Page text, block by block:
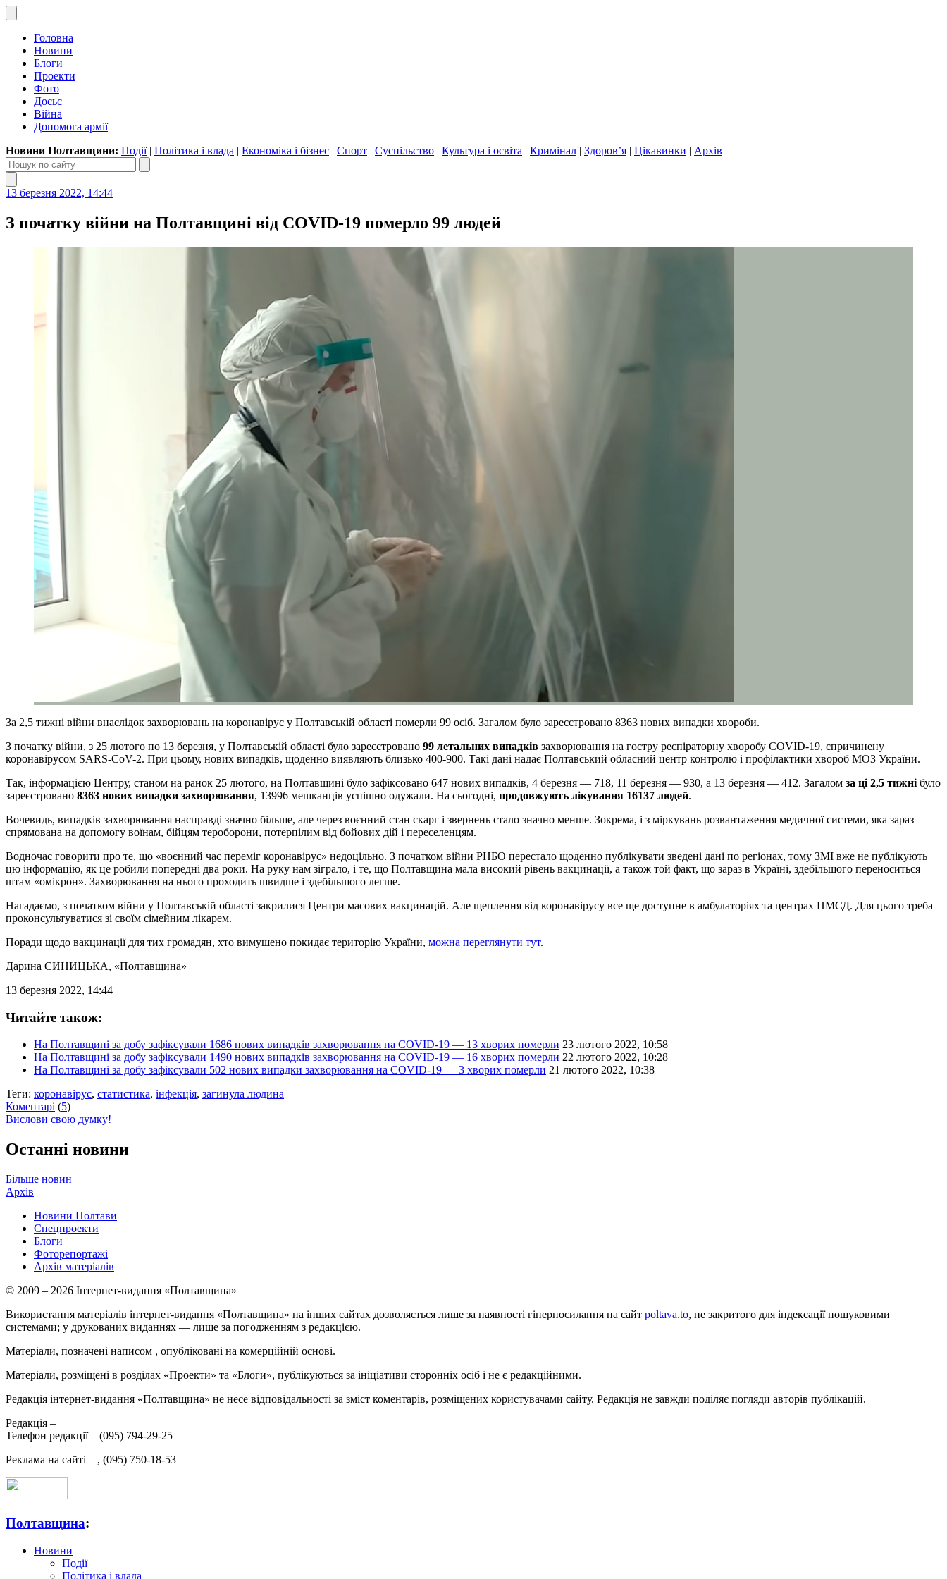
Головна
Новини
Блоги
Проекти
Фото
Досьє
Війна
Допомога армії
Новини Полтавщини: Події| Політика і влада | Економіка і бізнес | Спорт | Суспільство | Культура і освіта | Кримінал | Здоров’я | Цікавинки | Архів
13 березня 2022, 14:44
З початку війни на Полтавщині від COVID-19 померло 99 людей
За 2,5 тижні війни внаслідок захворювань на коронавірус у Полтавській області померли 99 осіб. Загалом було зареєстровано 8363 нових випадки хвороби.
З початку війни, з 25 лютого по 13 березня, у Полтавській області було зареєстровано 99 летальних випадків захворювання на гостру респіраторну хворобу COVID-19, спричинену
коронавірусом SARS-CoV-2. При цьому, нових випадків, щоденно виявляють близько 400-900. Такі дані надає Полтавський обласний центр контролю і профілактики хвороб МОЗ України.
Так, інформацією Центру, станом на ранок 25 лютого, на Полтавщині було зафіксовано 647 нових випадків, 4 березня — 718, 11 березня — 930, а 13 березня — 412. Загалом за ці 2,5 тижні було
зареєстровано 8363 нових випадки захворювання, 13996 мешканців успішно одужали. На сьогодні, продовжують лікування 16137 людей.
Вочевидь, випадків захворювання насправді значно більше, але через воєнний стан скарг і звернень стало значно менше. Зокрема, і з міркувань розвантаження медичної системи, яка зараз
спрямована на допомогу воїнам, бійцям тероборони, потерпілим від бойових дій і переселенцям.
Водночас говорити про те, що «воєнний час переміг коронавірус» недоцільно. З початком війни РНБО перестало щоденно публікувати зведені дані по регіонах, тому ЗМІ вже не публікують
цю інформацію, як це робили попередні два роки. На руку нам зіграло, і те, що Полтавщина мала високий рівень вакцинації, а також той факт, що зараз в Україні, здебільшого переноситься
штам «омікрон». Захворювання на нього проходить швидше і здебільшого легше.
Нагадаємо, з початком війни у Полтавській області закрилися Центри масових вакцинацій. Але щеплення від коронавірусу все ще доступне в амбулаторіях та центрах ПМСД. Для цього треба
проконсультуватися зі своїм сімейним лікарем.
Поради щодо вакцинації для тих громадян, хто вимушено покидає територію України, можна переглянути тут.
Дарина СИНИЦЬКА, «Полтавщина»
13 березня 2022, 14:44
Читайте також:
На Полтавщині за добу зафіксували 1686 нових випадків захворювання на COVID-19 — 13 хворих померли 23 лютого 2022, 10:58
На Полтавщині за добу зафіксували 1490 нових випадків захворювання на COVID-19 — 16 хворих померли 22 лютого 2022, 10:28
На Полтавщині за добу зафіксували 502 нових випадки захворювання на COVID-19 — 3 хворих померли 21 лютого 2022, 10:38
Теги: коронавірус, статистика, інфекція, загинула людина
Коментарі (5)
Вислови свою думку!
Останні новини
Більше новин
Архів
Новини Полтави
Спецпроекти
Блоги
Фоторепортажі
Архів матеріалів
© 2009 – 2026 Інтернет-видання «Полтавщина»
Використання матеріалів інтернет-видання «Полтавщина» на інших сайтах дозволяється лише за наявності гіперпосилання на сайт poltava.to, не закритого для індексації пошуковими
системами; у друкованих виданнях — лише за погодженням з редакцією.
Матеріали, позначені написом , опубліковані на комерційній основі.
Матеріали, розміщені в розділах «Проекти» та «Блоги», публікуються за ініціативи сторонніх осіб і не є редакційними.
Редакція інтернет-видання «Полтавщина» не несе відповідальності за зміст коментарів, розміщених користувачами сайту. Редакція не завжди поділяє погляди авторів публікацій.
Редакція –
Телефон редакції – (095) 794-29-25
Реклама на сайті – , (095) 750-18-53
Полтавщина:
Новини
Події
Політика і влада